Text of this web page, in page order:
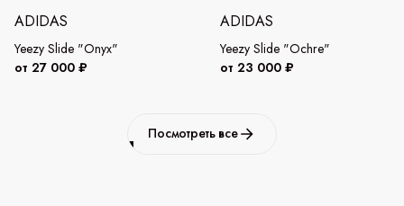
ADIDAS
Yeezy Slide "Onyx"
от 27 000 ₽
ADIDAS
Yeezy Slide "Ochre"
от 23 000 ₽
Посмотреть все